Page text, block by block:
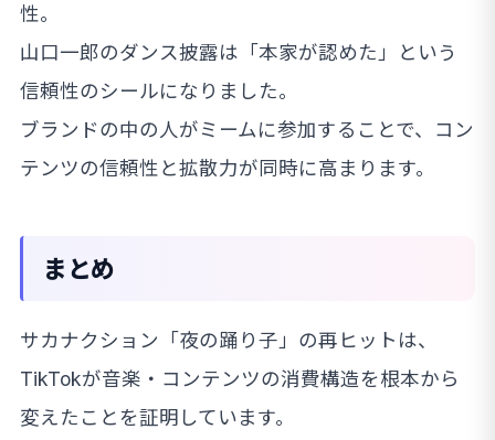
性。
山口一郎のダンス披露は「本家が認めた」という
信頼性のシールになりました。
ブランドの中の人がミームに参加することで、コン
テンツの信頼性と拡散力が同時に高まります。
まとめ
サカナクション「夜の踊り子」の再ヒットは、
TikTokが音楽・コンテンツの消費構造を根本から
変えたことを証明しています。